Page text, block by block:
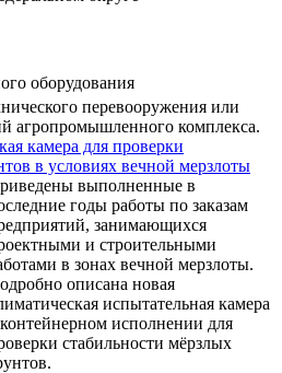
оборудования
перевооружения или
агропромышленного комплекса.
камера для проверки
в условиях вечной мерзлоты
выполненные в
годы работы по заказам
занимающихся
и строительными
в зонах вечной мерзлоты.
описана новая
испытательная камера
исполнении для
стабильности мёрзлых